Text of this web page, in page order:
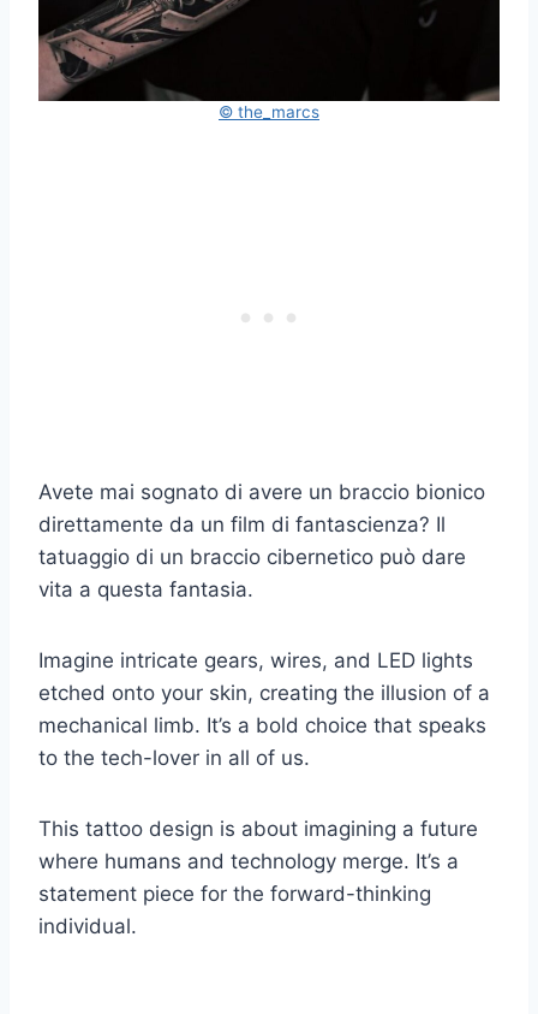
© the_marcs
Avete mai sognato di avere un braccio bionico
direttamente da un film di fantascienza? Il
tatuaggio di un braccio cibernetico può dare
vita a questa fantasia.
Imagine intricate gears, wires, and LED lights
etched onto your skin, creating the illusion of a
mechanical limb. It’s a bold choice that speaks
to the tech-lover in all of us.
This tattoo design is about imagining a future
where humans and technology merge. It’s a
statement piece for the forward-thinking
individual.